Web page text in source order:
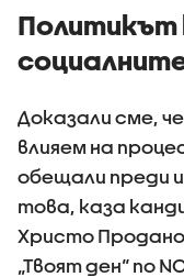
Доказали сме,
влияем на
обещали преди
това, каза
Христо
„Твоят ден“ по